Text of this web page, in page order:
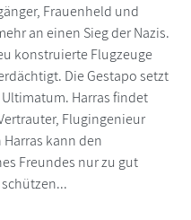
Frauenheld und
an einen Sieg der Nazis.
konstruierte Flugzeuge
Die Gestapo setzt
Harras findet
Flugingenieur
kann den
Freundes nur zu gut